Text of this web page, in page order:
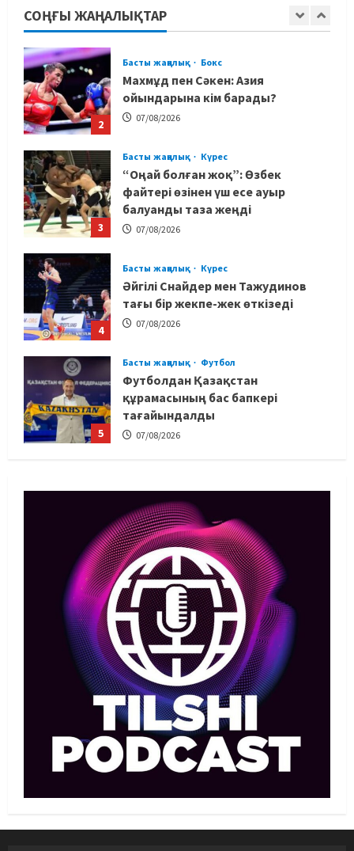
СОҢҒЫ ЖАҢАЛЫҚТАР
1 07/08/2026
2
Басты жаңалық Бокс
Махмұд пен Сәкен: Азия
ойындарына кім барады?
07/08/2026
3
Басты жаңалық Күрес
“Оңай болған жоқ”: Өзбек
файтері өзінен үш есе ауыр
балуанды таза жеңді
07/08/2026
4
Басты жаңалық Күрес
Әйгілі Снайдер мен Тажудинов
тағы бір жекпе-жек өткізеді
07/08/2026
5
Басты жаңалық Футбол
Футболдан Қазақстан
құрамасының бас бапкері
тағайындалды
07/08/2026
1
менеджері Арман Әшімов жайлы
жағымсыз оқиғаны айтты
07/08/2026
2
Басты жаңалық Бокс
Махмұд пен Сәкен: Азия
ойындарына кім барады?
07/08/2026
3
Басты жаңалық Күрес
“Оңай болған жоқ”: Өзбек
файтері өзінен үш есе ауыр
балуанды таза жеңді
07/08/2026
Әйгілі Снайдер мен Тажудинов